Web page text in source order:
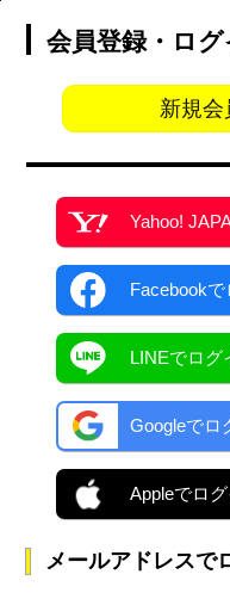
会員登録・ログ
新規会
Yahoo!
Facebookで
LINEでログ
Googleでロ
Appleでロ
メールアドレスで